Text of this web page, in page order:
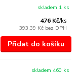
476 Kč/ks
393,39 Kč bez DPH
skladem 1 ks
Přidat do košíku
skladem 460 ks